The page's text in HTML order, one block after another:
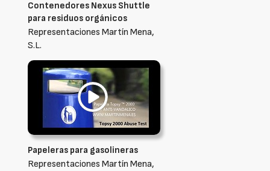
Contenedores Nexus Shuttle
para residuos orgánicos
Representaciones Martín Mena,
S.L.
Papeleras para gasolineras
Representaciones Martín Mena,